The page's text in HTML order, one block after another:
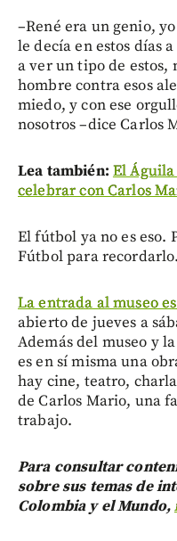
–René era un genio,
le decía en estos días
a ver un tipo de estos,
hombre contra esos
miedo, y con ese
nosotros –dice Carlos
Lea también: El Águila
celebrar con Carlos
El fútbol ya no es eso.
Fútbol para recordarlo.
La entrada al museo
abierto de jueves a
Además del museo y
es en sí misma una
hay cine, teatro,
de Carlos Mario, una
trabajo.
Para consultar
sobre sus temas de
Colombia y el Mundo,